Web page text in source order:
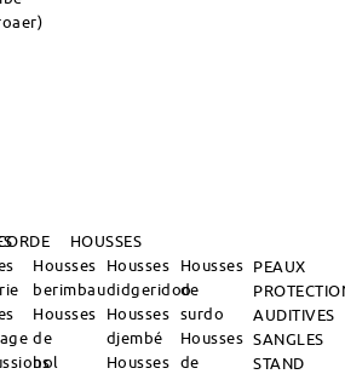
HOUSSES
Housses
berimbau
Housses
de
bol
Housses
didgeridoo
Housses
djembé
Housses
Housses
de
surdo
Housses
de
PEAUX
AUDITIVES
SANGLES
STAND